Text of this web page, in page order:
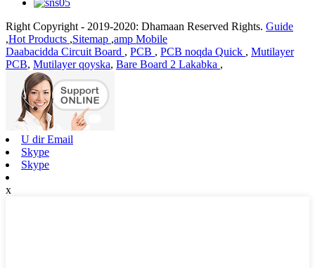
Right Copyright - 2019-2020: Dhamaan Reserved Rights. Guide
,Hot Products ,Sitemap ,amp Mobile
Daabacidda Circuit Board , PCB , PCB noqda Quick , Mutilayer
PCB, Mutilayer qoyska, Bare Board 2 Lakabka ,
U dir Email
Skype
Skype
x